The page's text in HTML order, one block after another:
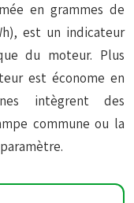
en grammes de
est un indicateur
du moteur. Plus
est économe en
intègrent des
commune ou la